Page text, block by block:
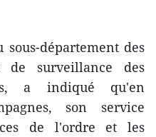
département des
de surveillance des
a indiqué qu'en
son service
de l'ordre et les